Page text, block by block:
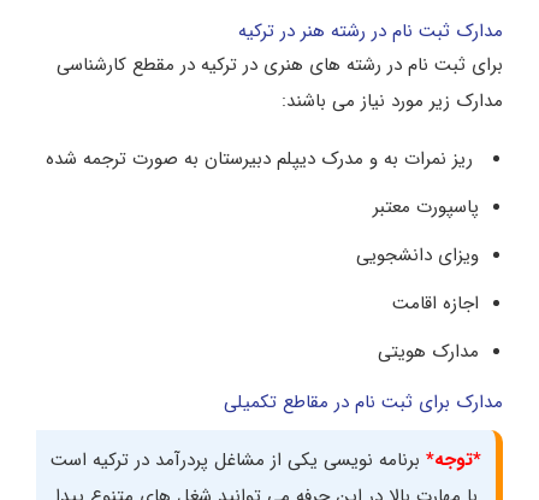
مدارک ثبت نام در رشته هنر در ترکیه
برای ثبت نام در رشته های هنری در ترکیه در مقطع کارشناسی
مدارک زیر مورد نیاز می باشند:
ریز نمرات به و مدرک دیپلم دبیرستان به صورت ترجمه شده
پاسپورت معتبر
ویزای دانشجویی
اجازه اقامت
مدارک هویتی
مدارک برای ثبت نام در مقاطع تکمیلی
*توجه* برنامه نویسی یکی از مشاغل پردرآمد در ترکیه است